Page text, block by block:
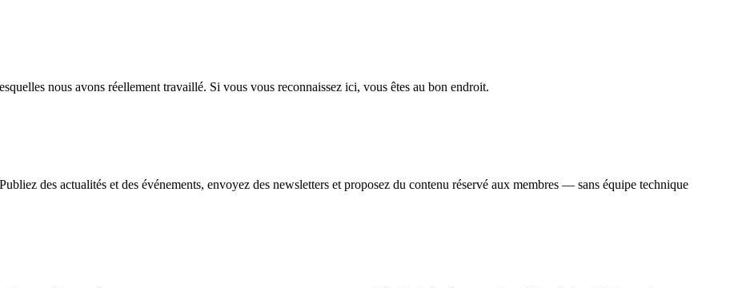
nous avons réellement travaillé. Si vous vous reconnaissez ici, vous êtes au bon endroit.
des actualités et des événements, envoyez des newsletters et proposez du contenu réservé aux membres — sans équipe technique